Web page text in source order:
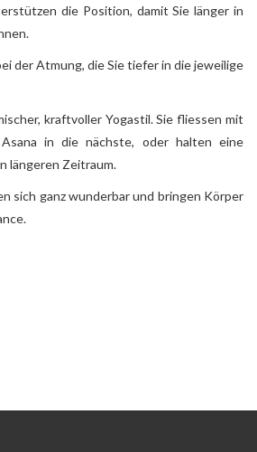
die Position, damit Sie länger in
der Atmung, die Sie tiefer in die jeweilige
kraftvoller Yogastil. Sie fliessen mit
Asana indie nächste, oder halten eine
längeren Zeitraum.
sich ganz wunderbar und bringen Körper